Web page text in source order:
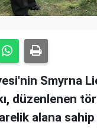
Smyrna
düzenlenen
alana sahip